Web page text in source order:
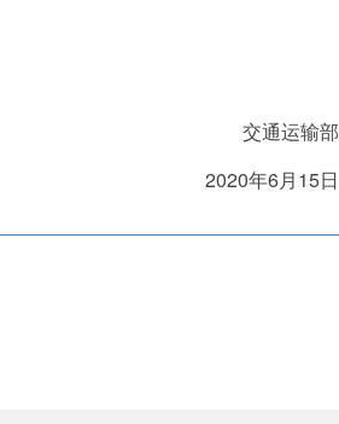
交通运输部
2020年6月15日